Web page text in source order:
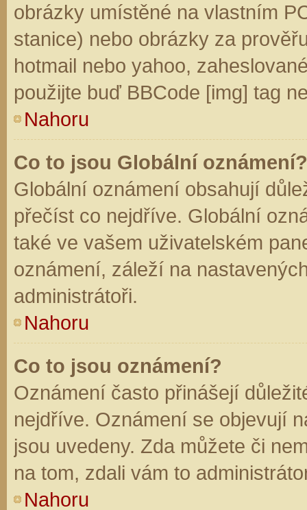
obrázky umístěné na vlastním
stanice) nebo obrázky za
hotmail nebo yahoo,
použijte buď BBCode [img] tag
Nahoru
Co to jsou Globální oznámení?
Globální oznámení obsahují
přečíst co nejdříve. Globální
také ve vašem uživatelském
oznámení, záleží na
administrátoři.
Nahoru
Co to jsou oznámení?
Oznámení často přinášejí
nejdříve. Oznámení se objevují
jsou uvedeny. Zda můžete či
na tom, zdali vám to
Nahoru